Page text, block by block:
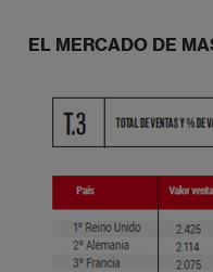
EL MERCADO DE
Imagen